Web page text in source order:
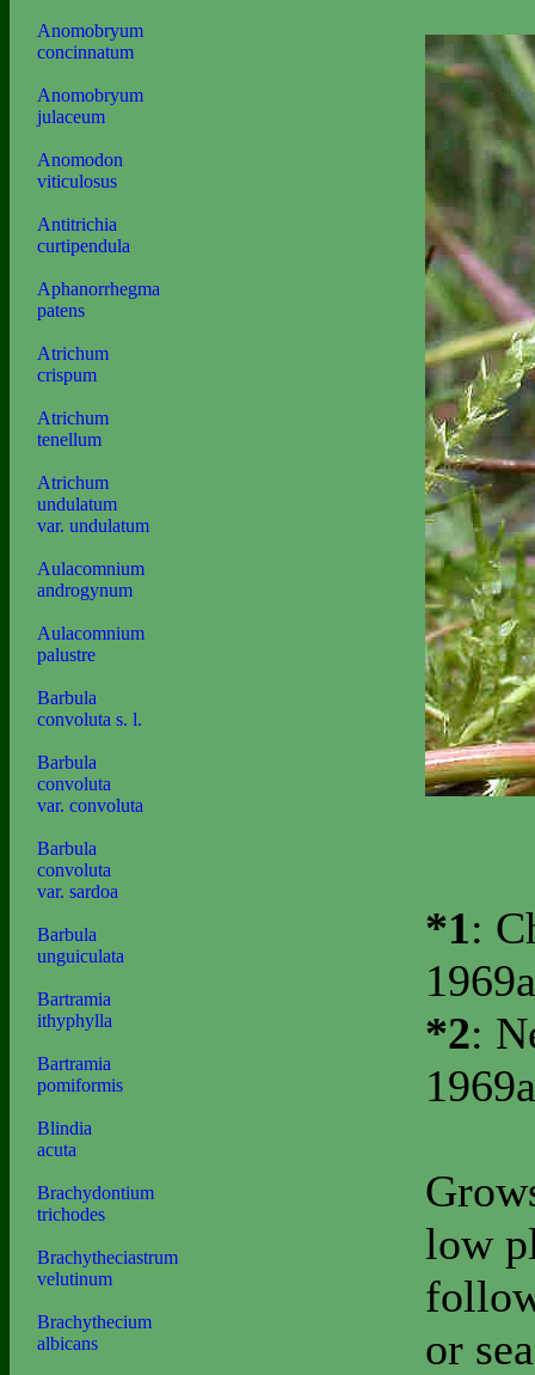
Anomobryum
concinnatum
Anomobryum
julaceum
Anomodon
viticulosus
Antitrichia
curtipendula
Aphanorrhegma
patens
Atrichum
crispum
Atrichum
tenellum
Atrichum
undulatum
var. undulatum
Aulacomnium
androgynum
Aulacomnium
palustre
Barbula
convoluta s. l.
Barbula
convoluta
var. convoluta
Barbula
convoluta
var. sardoa
Barbula
unguiculata
Bartramia
ithyphylla
Bartramia
pomiformis
Blindia
acuta
Brachydontium
trichodes
Brachytheciastrum
velutinum
Brachythecium
albicans
*1:
*2:
low
or